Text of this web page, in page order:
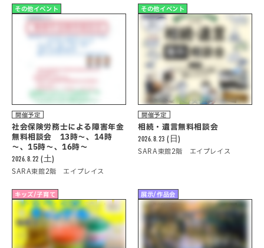
その他イベント
開催予定
社会保険労務士による障害年金
無料相談会 13時～、14時
～、15時～、16時～
2026.8.22 (土)
SARA東館2階 エイプレイス
その他イベント
開催予定
相続・遺言無料相談会
2026.8.23 (日)
SARA東館2階 エイプレイス
キッズ/子育て 展示/作品会